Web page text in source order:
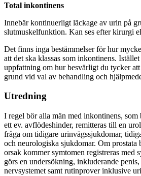
Total inkontinens
Innebär kontinuerligt läckage av urin på
slutmuskelfunktion. Kan ses efter kirurgi
Det finns inga bestämmelser för hur
att det ska klassas som inkontinens.
uppfattning om hur besvärligt du tycker
grund vid val av behandling och
Utredning
I regel bör alla män med inkontinens, som
ett ev. avflödeshinder, remitteras till en
fråga om tidigare urinvägssjukdomar,
och neurologiska sjukdomar. Om prostata
orsak kommer symtomen registreras med
görs en undersökning, inkluderande penis,
nervsystemet samt rutinprover inklusive